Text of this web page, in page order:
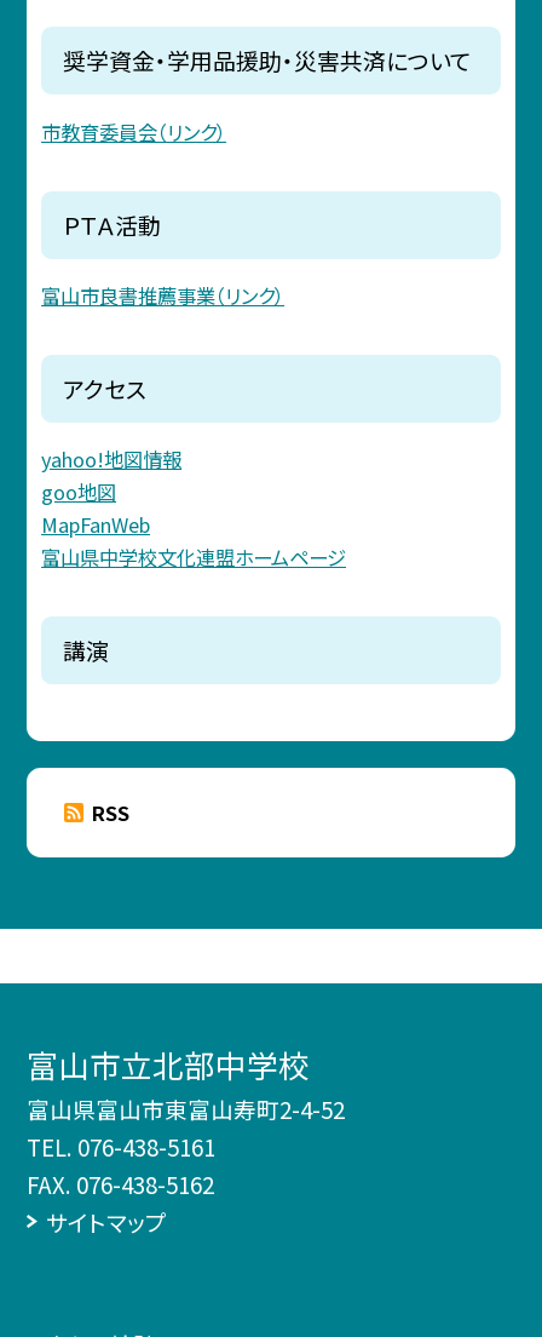
奨学資金・学用品援助・災害共済について
市教育委員会（リンク）
ＰＴＡ活動
富山市良書推薦事業（リンク）
アクセス
yahoo!地図情報
goo地図
MapFanWeb
富山県中学校文化連盟ホームページ
講演
RSS
富山市立北部中学校
富山県富山市東富山寿町2-4-52
TEL. 076-438-5161
FAX. 076-438-5162
サイトマップ